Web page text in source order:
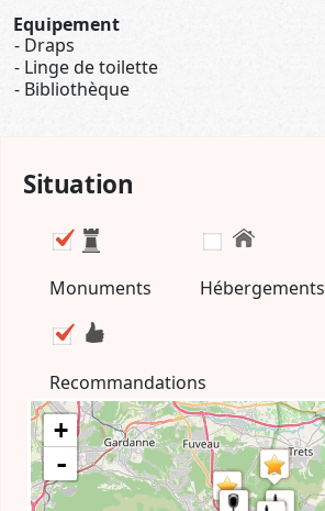
Equipement
Draps
Linge de toilette
Bibliothèque
Situation
Monuments Hébergements
Recommandations
+
-